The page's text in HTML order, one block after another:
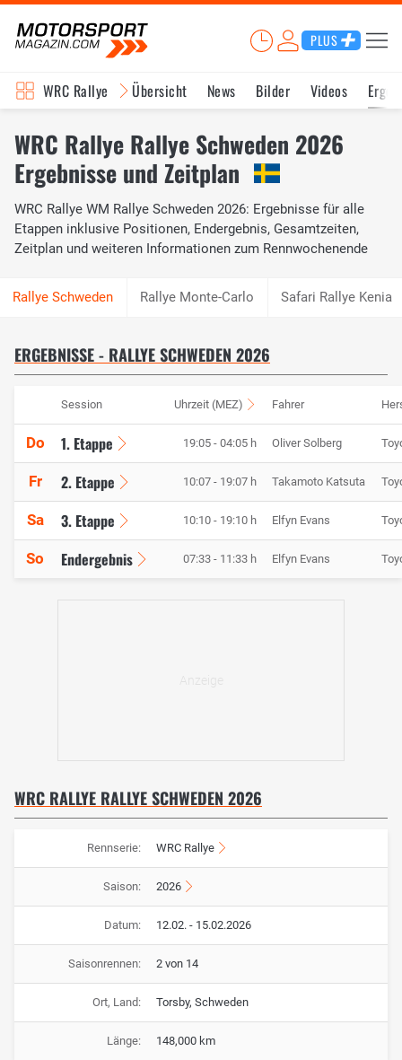
PLUS
WRC Rallye Übersicht News Bilder Videos
WRC Rallye Rallye Schweden 2026
Ergebnisse und Zeitplan
WRC Rallye WM Rallye Schweden 2026: Ergebnisse für alle
Etappen inklusive Positionen, Endergebnis, Gesamtzeiten,
Zeitplan und weiteren Informationen zum Rennwochenende
Rallye Monte-Carlo Safari Rallye Kenia
ERGEBNISSE - RALLYE SCHWEDEN 2026
Session Uhrzeit (MEZ) Fahrer
Do 1. Etappe 19:05 - 04:05 h Oliver Solberg
Fr 2. Etappe 10:07 - 19:07 h Takamoto Katsuta
Sa 3. Etappe 10:10 - 19:10 h Elfyn Evans
So Endergebnis 07:33 - 11:33 h Elfyn Evans
WRC RALLYE RALLYE SCHWEDEN 2026
Rennserie: WRC Rallye
Saison: 2026
Datum: 12.02. - 15.02.2026
Saisonrennen: 2 von 14
Ort, Land: Torsby, Schweden
Länge: 148,000 km